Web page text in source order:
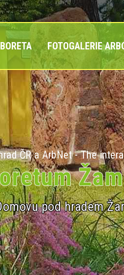
FOTOGALERIE
ČR a ArbNet - The
pod hradem